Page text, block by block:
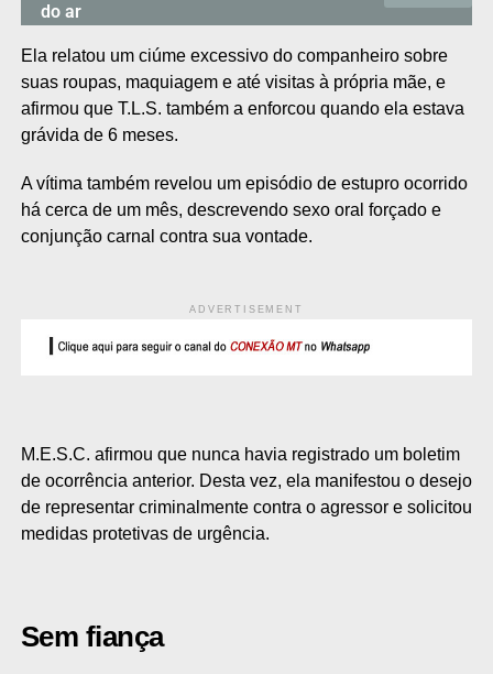
do ar
Ela relatou um ciúme excessivo do companheiro sobre
suas roupas, maquiagem e até visitas à própria mãe, e
afirmou que T.L.S. também a enforcou quando ela estava
grávida de 6 meses.
A vítima também revelou um episódio de estupro ocorrido
há cerca de um mês, descrevendo sexo oral forçado e
conjunção carnal contra sua vontade.
ADVERTISEMENT
M.E.S.C. afirmou que nunca havia registrado um boletim
de ocorrência anterior. Desta vez, ela manifestou o desejo
de representar criminalmente contra o agressor e solicitou
medidas protetivas de urgência.
Sem fiança